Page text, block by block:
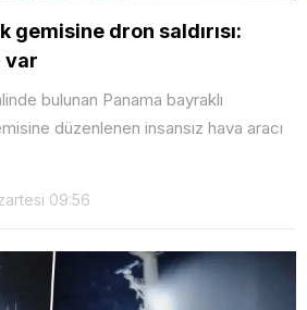
gemisine dron saldırısı:
var
bulunan Panama bayraklı
düzenlenen insansız hava aracı
09:56